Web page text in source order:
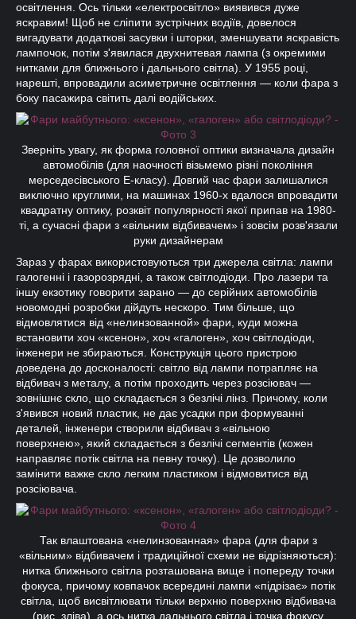
освітлення. Ось тільки «електросвітло» виявився дуже
яскравим! Щоб не сліпити зустрічних водіїв, довелося
вигадувати додаткові засувки і шторки, зменшувати яскравість
лампочок, потім з'явилася двухнитевая лампа (з окремими
нитками для ближнього і дальнього світла). У 1955 році,
нарешті, впровадили асиметричне освітлення — коли фара з
боку пасажира світить далі водійських.
Зверніть увагу, як форма головної оптики визначала дизайн
автомобілів (для наочності візьмемо різні покоління
мерседесівського Е-класу). Довгий час фари залишалися
виключно круглими, на машинах 1960-х вдалося впровадити
квадратну оптику, розквіт популярності якої припав на 1980-
ті, а сучасні фари з «вільним відбивачем» і зовсім розв'язали
руки дизайнерам
Зараз у фарах використовуються три джерела світла: лампи
галогенні і газорозрядні, а також світлодіоди. Про лазери та
іншу екзотику говорити зарано — до серійних автомобілів
новомодні розробки дійдуть нескоро. Тим більше, що
відмовлятися від «нелинзованной» фари, куди можна
встановити хоч «ксенон», хоч «галоген», хоч світлодіоди,
інженери не збираються. Конструкція цього пристрою
доведена до досконалості: світло від лампи потрапляє на
відбивач з металу, а потім проходить через розсіювач —
зовнішнє скло, що складається з безлічі лінз. Причому, коли
з'явився новий пластик, не дає усадки при формуванні
деталей, інженери створили відбивач з «вільною
поверхнею», який складається з безлічі сегментів (кожен
направляє потік світла на певну точку). Це дозволило
замінити важке скло легким пластиком і відмовитися від
розсіювача.
Так влаштована «нелинзованная» фара (для фари з
«вільним» відбивачем і традиційної схеми не відрізняються):
нитка ближнього світла розташована вище і попереду точки
фокуса, причому ковпачок всередині лампи «підрізає» потік
світла, щоб висвітлювати тільки верхню поверхню відбивача
(рис. зліва), а ось нитка дальнього світла і точка фокусу